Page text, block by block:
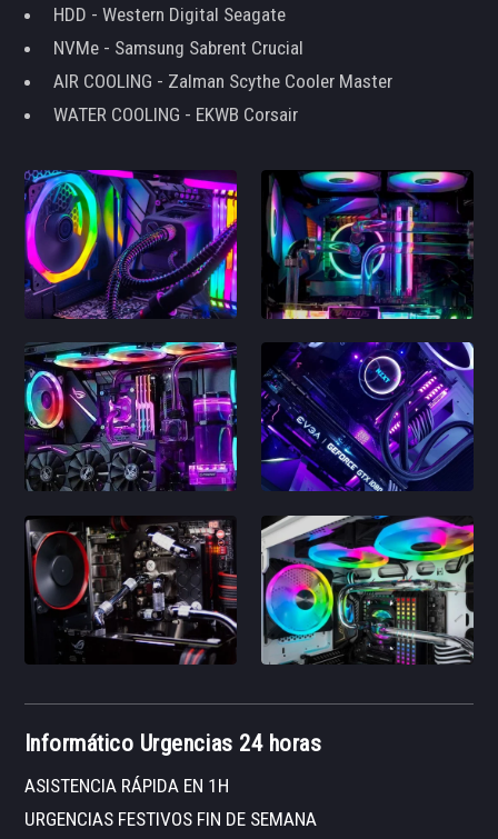
HDD - Western Digital Seagate
NVMe - Samsung Sabrent Crucial
AIR COOLING - Zalman Scythe Cooler Master
WATER COOLING - EKWB Corsair
Informático Urgencias 24 horas
ASISTENCIA RÁPIDA EN 1H
URGENCIAS FESTIVOS FIN DE SEMANA